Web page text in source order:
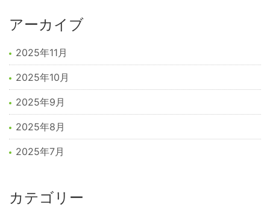
アーカイブ
2025年11月
2025年10月
2025年9月
2025年8月
2025年7月
カテゴリー